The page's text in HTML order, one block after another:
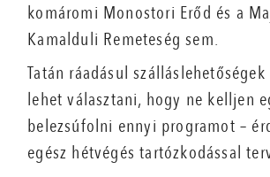
komáromi Monostori Erőd és a
Kamalduli Remeteség sem.
Tatán ráadásul
lehet választani, hogy ne kelljen
belezsúfolni ennyi programot –
egész hétvégés tartózkodással